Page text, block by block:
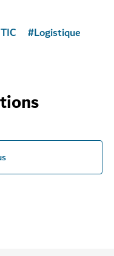
#Logistique